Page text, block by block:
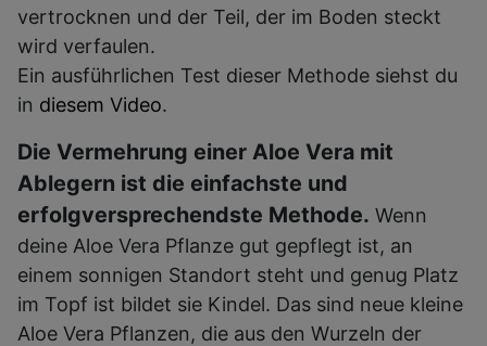
vertrocknen und der Teil, der im Boden steckt
wird verfaulen.
Ein ausführlichen Test dieser Methode siehst du
in diesem Video.
Die Vermehrung einer Aloe Vera mit
Ablegern ist die einfachste und
erfolgversprechendste Methode. Wenn
deine Aloe Vera Pflanze gut gepflegt ist, an
einem sonnigen Standort steht und genug Platz
im Topf ist bildet sie Kindel. Das sind neue kleine
Aloe Vera Pflanzen, die aus den Wurzeln der